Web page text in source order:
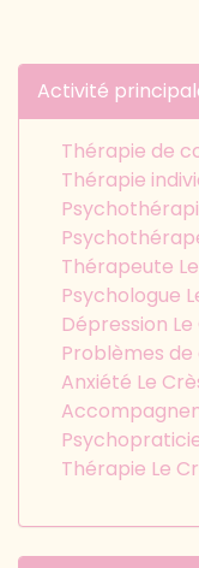
Activité
Thérapie de
Thérapie
Thérapeute
Psychologue
Dépression Le
Problèmes de
Anxiété Le
Thérapie Le